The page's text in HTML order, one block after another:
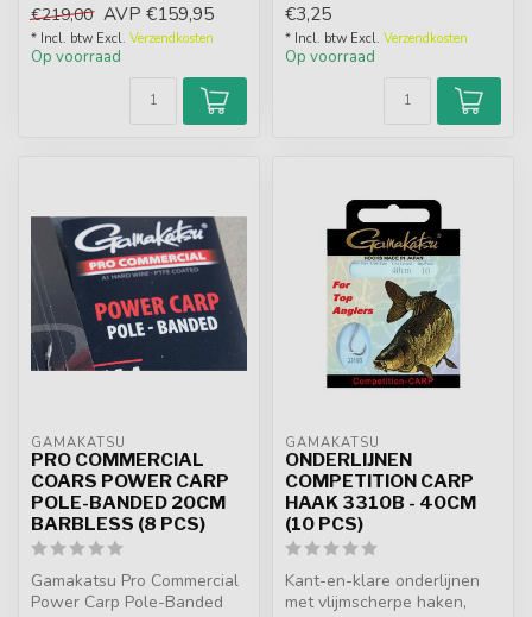
€219,00 AVP €159,95
* Incl. btw Excl. Verzendkosten
Op voorraad
sto...
€3,25
* Incl. btw Excl. Verzendkosten
Op voorraad
GAMAKATSU
PRO COMMERCIAL
COARS POWER CARP
POLE-BANDED 20CM
BARBLESS (8 PCS)
Gamakatsu Pro Commercial
Power Carp Pole-Banded
GAMAKATSU
ONDERLIJNEN
COMPETITION CARP
HAAK 3310B - 40CM
(10 PCS)
Kant-en-klare onderlijnen
met vlijmscherpe haken,